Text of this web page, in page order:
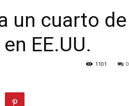
un cuarto de
EE.UU.
0
1101